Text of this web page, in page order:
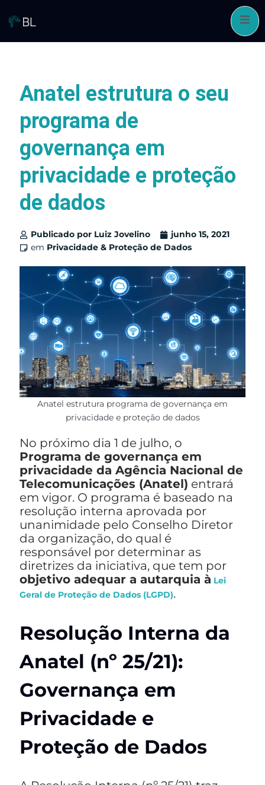
Pular
para
Anatel estrutura o seu
programa de
governança em
privacidade e proteção
de dados
Publicado por Luiz Jovelino
junho 15, 2021
em Privacidade & Proteção de Dados
Anatel estrutura programa de governança em
privacidade e proteção de dados
No próximo dia 1 de julho, o
Programa de governança em
privacidade da Agência Nacional de
Telecomunicações (Anatel) entrará
em vigor. O programa é baseado na
resolução interna aprovada por
unanimidade pelo Conselho Diretor
da organização, do qual é
responsável por determinar as
diretrizes da iniciativa, que tem por
objetivo adequar a autarquia à Lei
Geral de Proteção de Dados (LGPD).
Resolução Interna da
Anatel (nº 25/21):
Governança em
Privacidade e
Proteção de Dados